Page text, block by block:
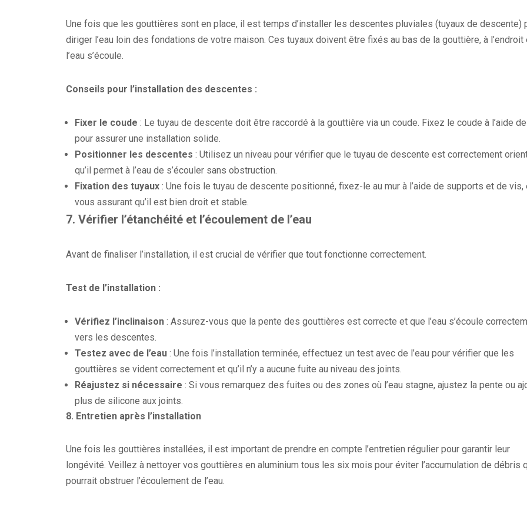
Une fois que les gouttières sont en place, il est temps d’installer les descentes pluviales (tuyaux de descente)
diriger l’eau loin des fondations de votre maison. Ces tuyaux doivent être fixés au bas de la gouttière, à l’endroit
l’eau s’écoule.
Conseils pour l’installation des descentes :
Fixer le coude : Le tuyau de descente doit être raccordé à la gouttière via un coude. Fixez le coude à l’aide
pour assurer une installation solide.
Positionner les descentes : Utilisez un niveau pour vérifier que le tuyau de descente est correctement
qu’il permet à l’eau de s’écouler sans obstruction.
Fixation des tuyaux : Une fois le tuyau de descente positionné, fixez-le au mur à l’aide de supports et de vis,
vous assurant qu’il est bien droit et stable.
7. Vérifier l’étanchéité et l’écoulement de l’eau
Avant de finaliser l’installation, il est crucial de vérifier que tout fonctionne correctement.
Test de l’installation :
Vérifiez l’inclinaison : Assurez-vous que la pente des gouttières est correcte et que l’eau s’écoule
vers les descentes.
Testez avec de l’eau : Une fois l’installation terminée, effectuez un test avec de l’eau pour vérifier que les
gouttières se vident correctement et qu’il n’y a aucune fuite au niveau des joints.
Réajustez si nécessaire : Si vous remarquez des fuites ou des zones où l’eau stagne, ajustez la pente ou
plus de silicone aux joints.
8. Entretien après l’installation
Une fois les gouttières installées, il est important de prendre en compte l’entretien régulier pour garantir leur
longévité. Veillez à nettoyer vos gouttières en aluminium tous les six mois pour éviter l’accumulation de débris
pourrait obstruer l’écoulement de l’eau.